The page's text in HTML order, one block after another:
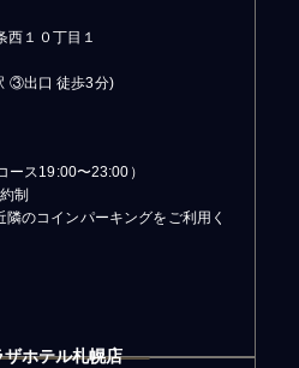
西１０丁目１
③出口 徒歩3分)
ース19:00〜23:00）
制
のコインパーキングをご利用く
ザホテル札幌店